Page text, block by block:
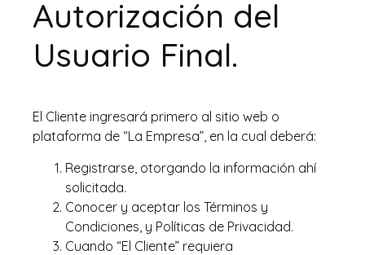
Autorización del
Usuario Final.
El Cliente ingresará primero al sitio web o
plataforma de “La Empresa”, en la cual deberá:
Registrarse, otorgando la información ahí
solicitada.
Conocer y aceptar los Términos y
Condiciones, y Políticas de Privacidad.
Cuando “El Cliente” requiera